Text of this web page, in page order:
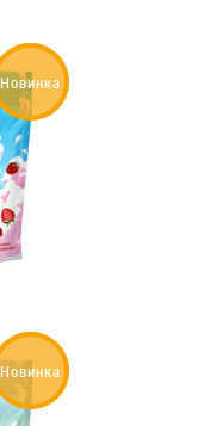
Новинка
Новинка